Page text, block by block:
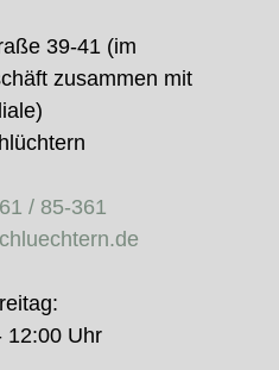
39-41 (im
zusammen mit
/ 85-361
12:00 Uhr